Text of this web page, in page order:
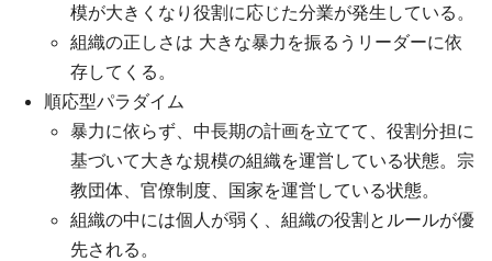
模が大きくなり役割に応じた分業が発生している。
組織の正しさは 大きな暴力を振るうリーダーに依
存してくる。
順応型パラダイム
暴力に依らず、中長期の計画を立てて、役割分担に
基づいて大きな規模の組織を運営している状態。宗
教団体、官僚制度、国家を運営している状態。
組織の中には個人が弱く、組織の役割とルールが優
先される。